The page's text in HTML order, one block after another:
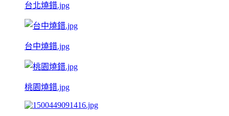
台北燒錯.jpg
台中燒錯.jpg
桃園燒錯.jpg